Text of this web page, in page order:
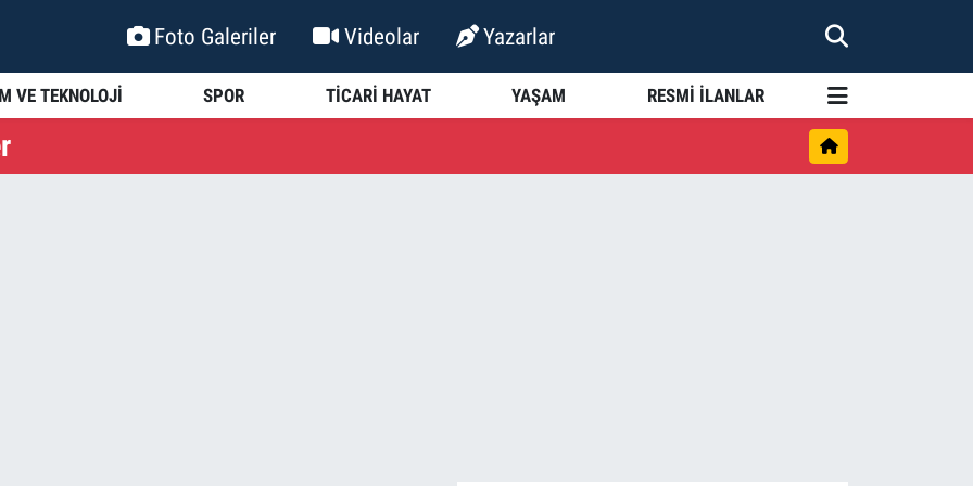
Foto Galeriler Videolar Yazarlar
VE TEKNOLOJİ SPOR TİCARİ HAYAT YAŞAM RESMİ İLANLAR